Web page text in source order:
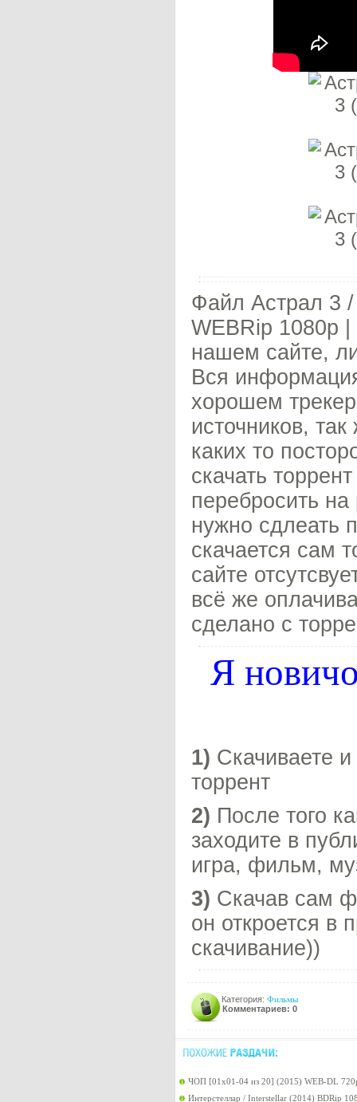
Файл Астрал 3
WEBRip 1080p
нашем сайте,
Вся
хорошем
источников,
каких то
скачать
перебросить
нужно сдлеать
скачается сам
сайте
всё же
сделано с
Я
1) Скачиваете
торрент
2) После того
заходите в
игра, фильм,
3) Скачав сам
он откроется в
скачивание))
Категория: Фильмы
Комментариев: 0
ЧОП [01х01-04 из 20] (2015) WEB-DL
Интерстеллар / Interstellar (2014) BDRip